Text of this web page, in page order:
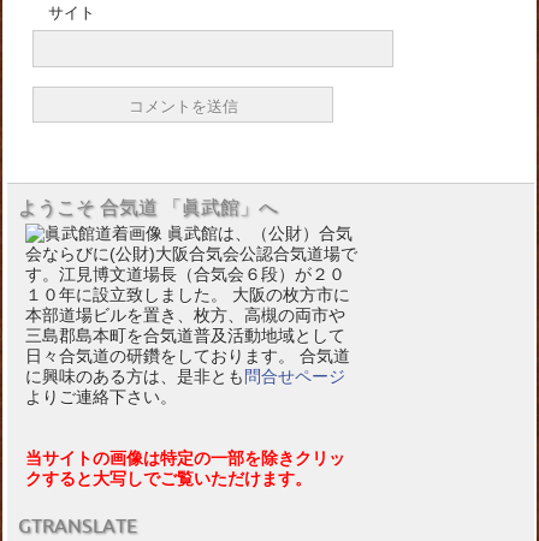
サイト
ようこそ 合気道 「眞武館」へ
眞武館は、（公財）合気
会ならびに(公財)大阪合気会公認合気道場で
す。江見博文道場長（合気会６段）が２０
１０年に設立致しました。 大阪の枚方市に
本部道場ビルを置き、枚方、高槻の両市や
三島郡島本町を合気道普及活動地域として
日々合気道の研鑽をしております。 合気道
に興味のある方は、是非とも 問合せページ
よりご連絡下さい。
当サイトの画像は特定の一部を除きクリッ
クすると大写しでご覧いただけます。
GTRANSLATE